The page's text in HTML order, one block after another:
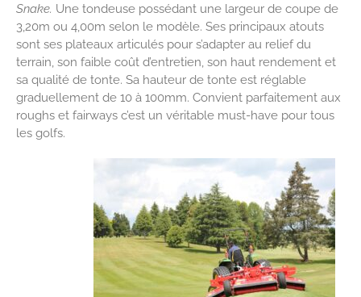
Snake. Une tondeuse possédant une largeur de coupe de
3,20m ou 4,00m selon le modèle. Ses principaux atouts
sont ses plateaux articulés pour s’adapter au relief du
terrain, son faible coût d’entretien, son haut rendement et
sa qualité de tonte. Sa hauteur de tonte est réglable
graduellement de 10 à 100mm. Convient parfaitement aux
roughs et fairways c’est un véritable must-have pour tous
les golfs.